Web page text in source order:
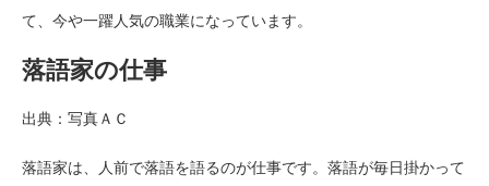
て、今や一躍人気の職業になっています。
落語家の仕事
出典：写真ＡＣ
落語家は、人前で落語を語るのが仕事です。落語が毎日掛かって